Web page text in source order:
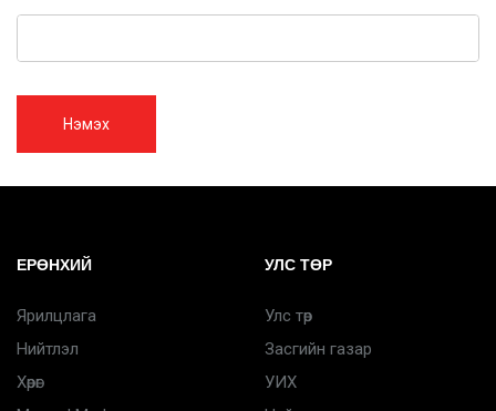
Нэмэх
ЕРӨНХИЙ
Ярилцлага
Нийтлэл
Хөрөг
УЛС ТӨР
Улс төр
Засгийн газар
УИХ